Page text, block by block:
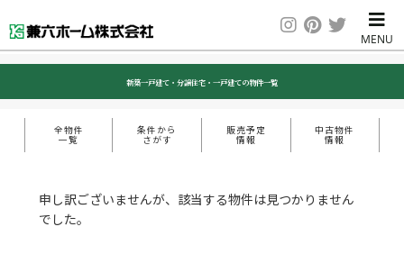
新築一戸建て・分譲住宅・一戸建ての物件一覧
全物件
一覧
条件から
さがす
販売予定
情報
中古物件
情報
申し訳ございませんが、該当する物件は見つかりません
でした。